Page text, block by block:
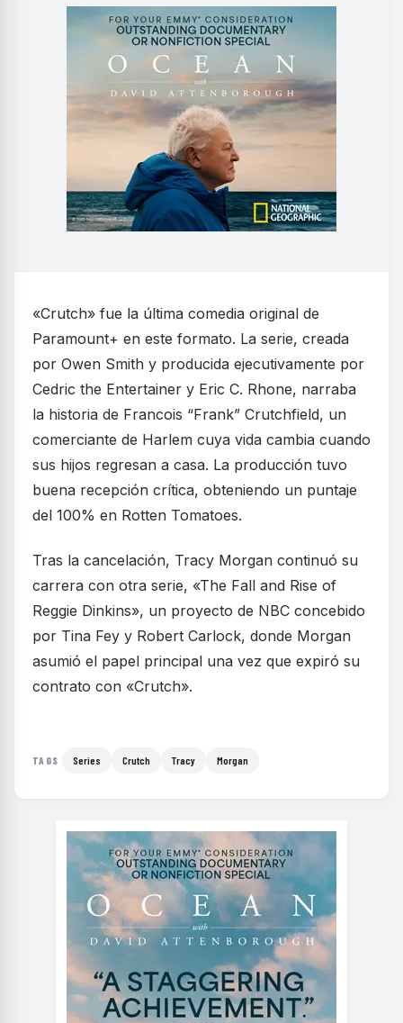
«Crutch» fue la última comedia original de
Paramount+ en este formato. La serie, creada
por Owen Smith y producida ejecutivamente por
Cedric the Entertainer y Eric C. Rhone, narraba
la historia de Francois “Frank” Crutchfield, un
comerciante de Harlem cuya vida cambia cuando
sus hijos regresan a casa. La producción tuvo
buena recepción crítica, obteniendo un puntaje
del 100% en Rotten Tomatoes.
Tras la cancelación, Tracy Morgan continuó su
carrera con otra serie, «The Fall and Rise of
Reggie Dinkins», un proyecto de NBC concebido
por Tina Fey y Robert Carlock, donde Morgan
asumió el papel principal una vez que expiró su
contrato con «Crutch».
TAGS Series Crutch Tracy Morgan